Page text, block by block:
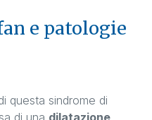
e patologie
questa sindrome di
di una dilatazione